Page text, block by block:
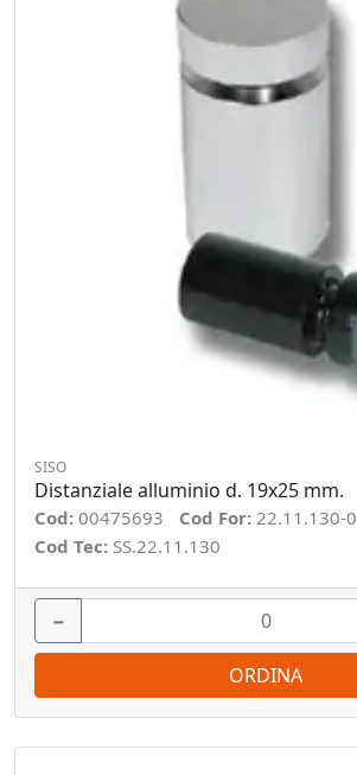
SISO
Distanziale alluminio d. 19x25 mm.
Cod: 00475693 Cod For: 22.11.130-0
Cod Tec: SS.22.11.130
−
ORDINA